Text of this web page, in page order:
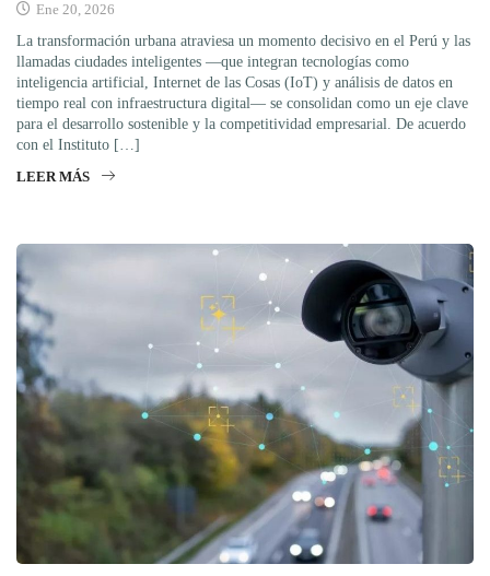
Ene 20, 2026
La transformación urbana atraviesa un momento decisivo en el Perú y las
llamadas ciudades inteligentes —que integran tecnologías como
inteligencia artificial, Internet de las Cosas (IoT) y análisis de datos en
tiempo real con infraestructura digital— se consolidan como un eje clave
para el desarrollo sostenible y la competitividad empresarial. De acuerdo
con el Instituto […]
LEER MÁS